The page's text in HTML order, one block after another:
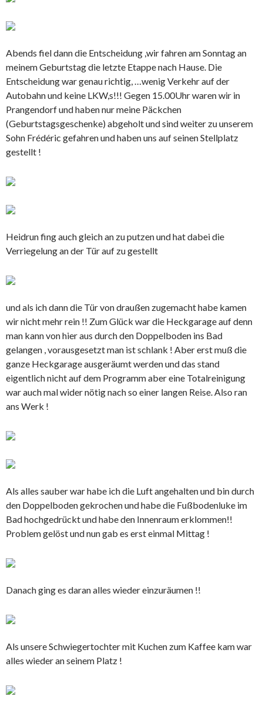
Abends fiel dann die Entscheidung ,wir fahren am Sonntag an
meinem Geburtstag die letzte Etappe nach Hause. Die
Entscheidung war genau richtig, …wenig Verkehr auf der
Autobahn und keine LKW,s!!! Gegen 15.00Uhr waren wir in
Prangendorf und haben nur meine Päckchen
(Geburtstagsgeschenke) abgeholt und sind weiter zu unserem
Sohn Frédéric gefahren und haben uns auf seinen Stellplatz
gestellt !
Heidrun fing auch gleich an zu putzen und hat dabei die
Verriegelung an der Tür auf zu gestellt
und als ich dann die Tür von draußen zugemacht habe kamen
wir nicht mehr rein !! Zum Glück war die Heckgarage auf denn
man kann von hier aus durch den Doppelboden ins Bad
gelangen , vorausgesetzt man ist schlank ! Aber erst muß die
ganze Heckgarage ausgeräumt werden und das stand
eigentlich nicht auf dem Programm aber eine Totalreinigung
war auch mal wider nötig nach so einer langen Reise. Also ran
ans Werk !
Als alles sauber war habe ich die Luft angehalten und bin durch
den Doppelboden gekrochen und habe die Fußbodenluke im
Bad hochgedrückt und habe den Innenraum erklommen!!
Problem gelöst und nun gab es erst einmal Mittag !
Danach ging es daran alles wieder einzuräumen !!
Als unsere Schwiegertochter mit Kuchen zum Kaffee kam war
alles wieder an seinem Platz !